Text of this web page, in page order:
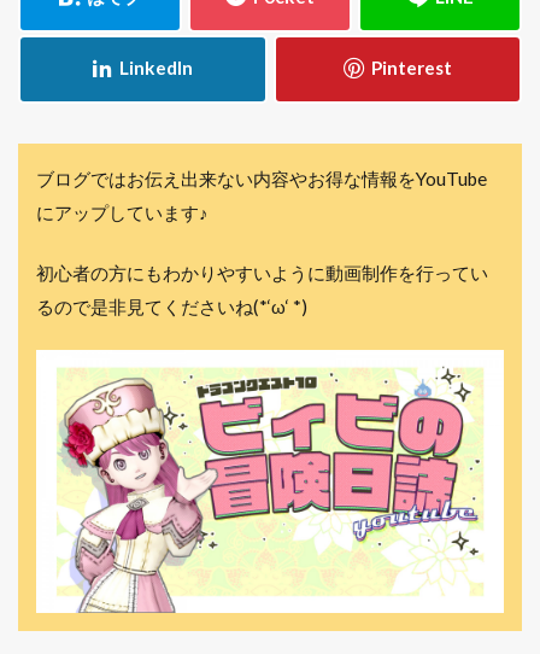
ブログではお伝え出来ない内容やお得な情報をYouTube
にアップしています♪
初心者の方にもわかりやすいように動画制作を行ってい
るので是非見てくださいね(*‘ω‘ *)